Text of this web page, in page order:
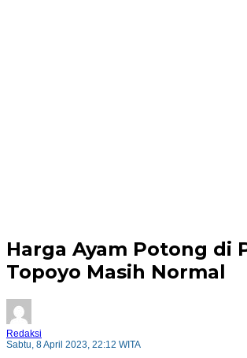
Harga Ayam Potong di
Topoyo Masih Normal
Redaksi
Sabtu, 8 April 2023, 22:12 WITA